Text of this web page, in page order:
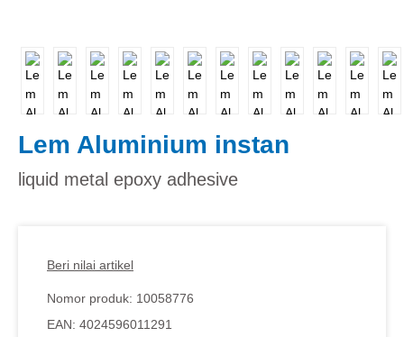
Lem Aluminium instan
liquid metal epoxy adhesive
Beri nilai artikel
Nomor produk: 10058776
EAN: 4024596011291